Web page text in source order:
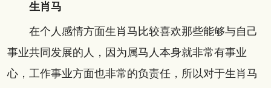
生肖马
在个人感情方面生肖马比较喜欢那些能够与自己
事业共同发展的人，因为属马人本身就非常有事业
心，工作事业方面也非常的负责任，所以对于生肖马